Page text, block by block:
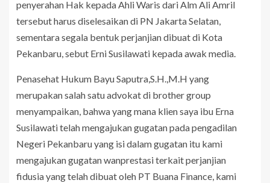
penyerahan Hak kepada Ahli Waris dari Alm Ali Amril
tersebut harus diselesaikan di PN Jakarta Selatan,
sementara segala bentuk perjanjian dibuat di Kota
Pekanbaru, sebut Erni Susilawati kepada awak media.
Penasehat Hukum Bayu Saputra,S.H.,M.H yang
merupakan salah satu advokat di brother group
menyampaikan, bahwa yang mana klien saya ibu Erna
Susilawati telah mengajukan gugatan pada pengadilan
Negeri Pekanbaru yang isi dalam gugatan itu kami
mengajukan gugatan wanprestasi terkait perjanjian
fidusia yang telah dibuat oleh PT Buana Finance, kami